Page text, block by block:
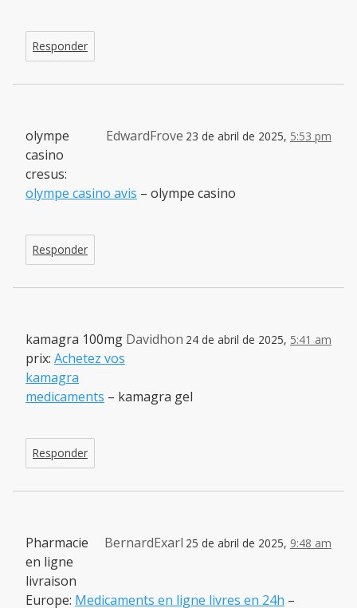
Responder
EdwardFrove 23 de abril de 2025, 5:53 pm
olympe
casino
cresus:
olympe casino avis – olympe casino
Responder
Davidhon 24 de abril de 2025, 5:41 am
kamagra 100mg
prix: Achetez vos
kamagra
medicaments – kamagra gel
Responder
BernardExarl 25 de abril de 2025, 9:48 am
Pharmacie
en ligne
livraison
Europe: Medicaments en ligne livres en 24h –